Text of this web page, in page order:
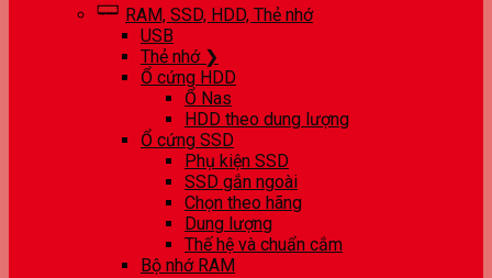
RAM, SSD, HDD, Thẻ nhớ
USB
Thẻ nhớ ❯
Ổ cứng HDD
Ổ Nas
HDD theo dung lượng
Ổ cứng SSD
Phụ kiện SSD
SSD gắn ngoài
Chọn theo hãng
Dung lượng
Thế hệ và chuẩn cắm
Bộ nhớ RAM